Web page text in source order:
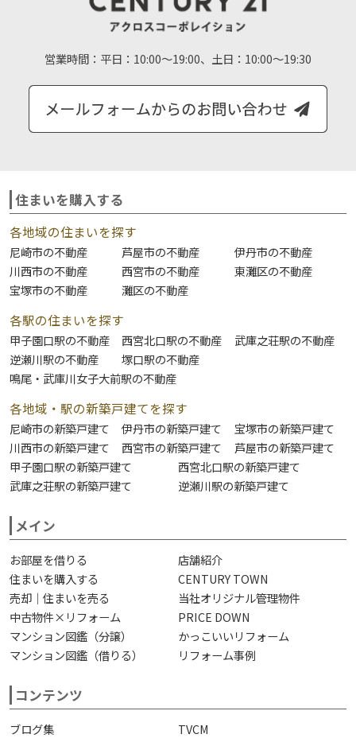
営業時間： 平日：10:00～19:00、土日：10:00～19:30
住まいを購入する
各地域の住まいを探す
尼崎市の不動産 芦屋市の不動産
伊丹市の不動産
川西市の不動産
西宮市の不動産
東灘区の不動産
宝塚市の不動産
灘区の不動産
各駅の住まいを探す
甲子園口駅の不動産 西宮北口駅の不動産
武庫之荘駅の不動産
逆瀬川駅の不動産
塚口駅の不動産
鳴尾・武庫川女子大前駅の不動産
各地域・駅の新築戸建てを探す
尼崎市の新築戸建て 伊丹市の新築戸建て
宝塚市の新築戸建て
川西市の新築戸建て
西宮市の新築戸建て
芦屋市の新築戸建て
甲子園口駅の新築戸建て
西宮北口駅の新築戸建て
武庫之荘駅の新築戸建て
逆瀬川駅の新築戸建て
メイン
お部屋を借りる
店舗紹介
住まいを購入する
CENTURY TOWN
売却｜住まいを売る
当社オリジナル管理物件
中古物件×リフォーム
PRICE DOWN
マンション図鑑（分譲）
かっこいいリフォーム
マンション図鑑（借りる）
リフォーム事例
コンテンツ
ブログ集
TVCM